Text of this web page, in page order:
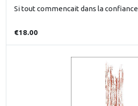
Si tout commencait dans la confiance
€18.00